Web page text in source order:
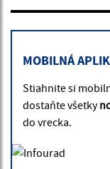
MOBILNÁ
Stiahnite si
dostaňte všetky
do vrecka.